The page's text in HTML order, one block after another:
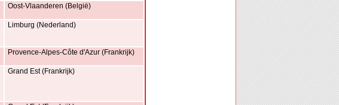
Oost-Vlaanderen (België)
Limburg (Nederland)
Provence-Alpes-Côte d'Azur (Frankrijk)
Grand Est (Frankrijk)